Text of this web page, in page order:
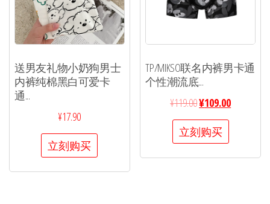
送男友礼物小奶狗男士
内裤纯棉黑白可爱卡
通...
¥17.90
立刻购买
TP/MIKSO联名内裤男卡通
个性潮流底...
¥119.00¥109.00
立刻购买